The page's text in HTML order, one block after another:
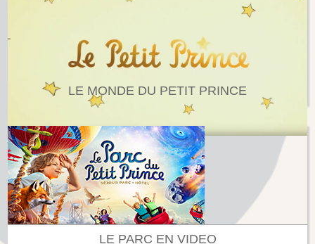
LE MONDE DU PETIT PRINCE
LE PARC EN VIDEO